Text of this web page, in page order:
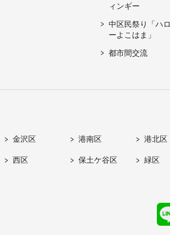
ィンギー
中区民祭り「ハロ
ーよこはま」
都市間交流
金沢区 港南区 港北区
西区 保土ケ谷区 緑区